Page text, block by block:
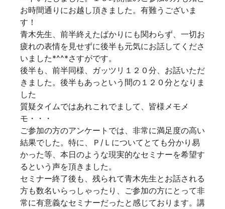
お時間通りにお越し頂きました。有難うございま
す！
青木先生、前半終えたばかりにも関わらず、一切お
疲れの表情を見せずに後半も元気にお話してくださ
いました*^^*さすがです。
後半も、前半同様、ガッツリ１２０分、お話いただ
きました。後半もあっという間の１２０分となりま
した
質疑タイムではあれこれでまして、皆様メモメ
モ・・・
ご参加の方のアンケートでは、非常に満足度の高い
結果でした。特に、Ｐ/Ｌについてとても分かり易
かった等、本日のような現実的なセミナーを希望す
るという声を頂きました。
セミナー終了後も、残られて青木先生とお話される
方も数名いらっしゃったり、ご参加の方にとって非
常に有意義なセミナーだったと感じております。講